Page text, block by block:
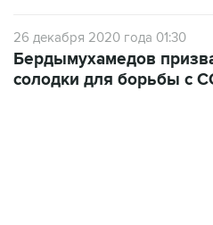
26 декабря 2020 года 01:30
Бердымухамедов
солодки для борьбы c